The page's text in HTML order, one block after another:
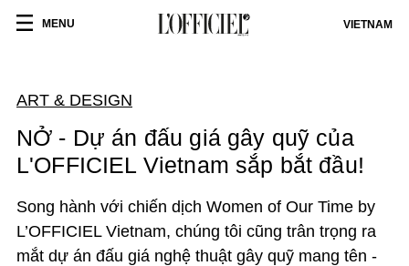
MENU VIETNAM
ART & DESIGN
NỞ - Dự án đấu giá gây quỹ của
L'OFFICIEL Vietnam sắp bắt đầu!
Song hành với chiến dịch Women of Our Time by
L’OFFICIEL Vietnam, chúng tôi cũng trân trọng ra
mắt dự án đấu giá nghệ thuật gây quỹ mang tên -